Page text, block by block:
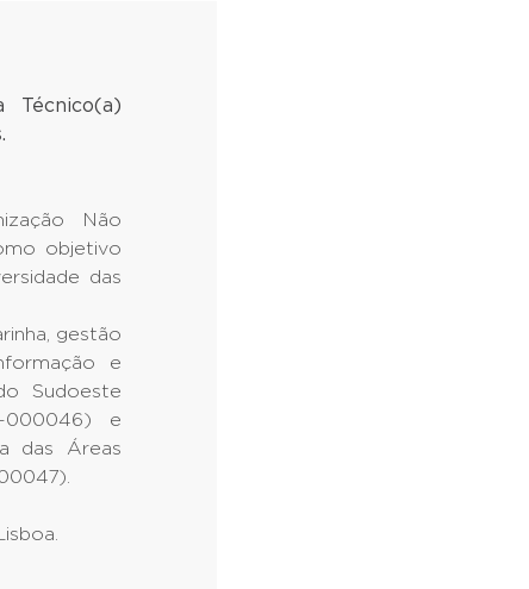
Não
objetivo
das
gestão
e
Sudoeste
000046) e
das Áreas